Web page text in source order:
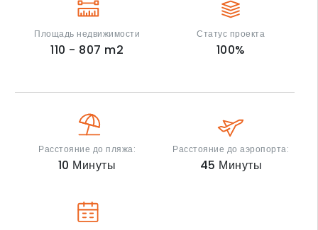
Площадь недвижимости
110 - 807 m2
Статус проекта
100%
Расстояние до пляжа:
10 Минуты
Расстояние до аэропорта:
45 Минуты